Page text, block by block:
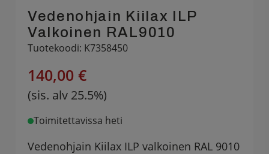
Vedenohjain Kiilax ILP
Valkoinen RAL9010
Tuotekoodi: K7358450
140,00 €
(sis. alv 25.5%)
Toimitettavissa heti
Vedenohjain Kiilax ILP valkoinen RAL 9010